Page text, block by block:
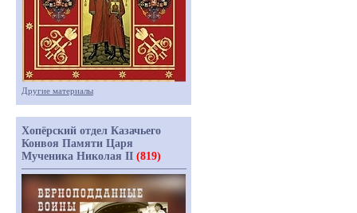
Другие материалы
Хопёрский отдел Казачьего
Конвоя Памяти Царя
Мученика Николая II (819)